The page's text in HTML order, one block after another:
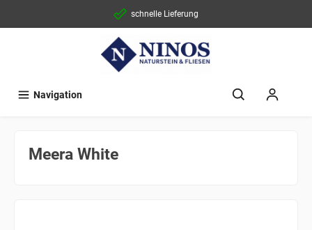
schnelle Lieferung
Navigation
Meera White